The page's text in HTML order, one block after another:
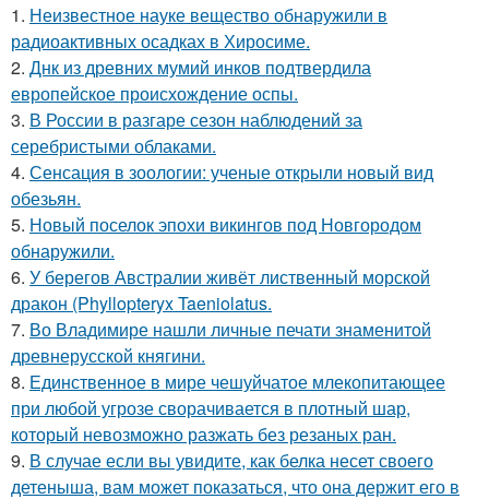
1. Неизвестное науке вещество обнаружили в
радиоактивных осадках в Хиросиме.
2. Днк из древних мумий инков подтвердила
европейское происхождение оспы.
3. В России в разгаре сезон наблюдений за
серебристыми облаками.
4. Сенсация в зоологии: ученые открыли новый вид
обезьян.
5. Новый поселок эпохи викингов под Новгородом
обнаружили.
6. У берегов Австралии живёт лиственный морской
дракон (Phyllopteryx Taeniolatus.
7. Во Владимире нашли личные печати знаменитой
древнерусской княгини.
8. Единственное в мире чешуйчатое млекопитающее
при любой угрозе сворачивается в плотный шар,
который невозможно разжать без резаных ран.
9. В случае если вы увидите, как белка несет своего
детеныша, вам может показаться, что она держит его в